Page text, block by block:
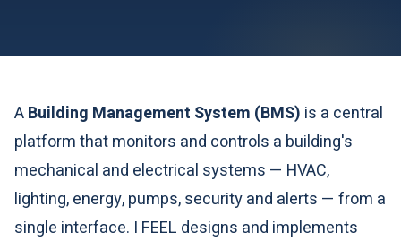
ABuilding Management System (BMS) is a central
platform that monitors and controls a building's
mechanical and electrical systems — HVAC,
lighting, energy, pumps, security and alerts — from a
single interface. I FEEL designs and implements